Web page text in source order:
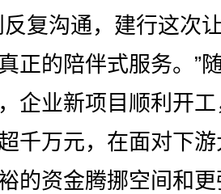
反复沟通，建行这次
正的陪伴式服务。”
企业新项目顺利开
千万元，在面对下
的资金腾挪空间和